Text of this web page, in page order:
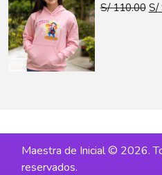
S/110.00 S/
Maestra de Inicial © 2026.
reservados.